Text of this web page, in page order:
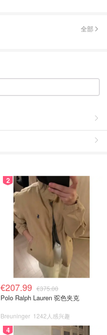
全部
2
€207.99 €375.00
Polo Ralph Lauren 驼色夹克
Breuninger 1242人感兴趣
4